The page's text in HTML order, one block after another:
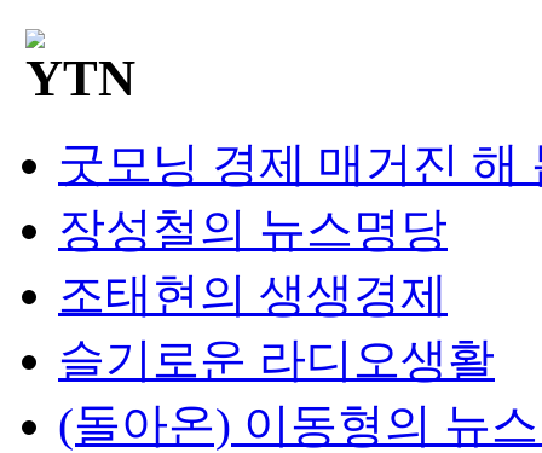
굿모닝 경제 매거진 해
장성철의 뉴스명당
조태현의 생생경제
슬기로운 라디오생활
(돌아온) 이동형의 뉴